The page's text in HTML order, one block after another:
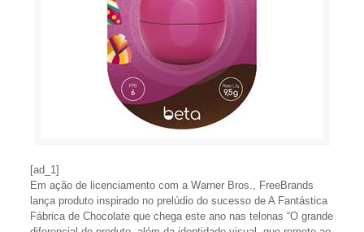
[ad_1]
Em ação de licenciamento com a Warner Bros., FreeBrands
lança produto inspirado no prelúdio do sucesso de A Fantástica
Fábrica de Chocolate que chega este ano nas telonas “O grande